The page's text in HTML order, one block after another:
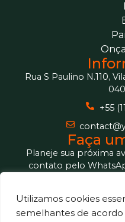
Utilizamos cookies
semelhantes de acordo
Rua S Paulino N.110,
+55
Faça
Planeje sua próxima
contato pelo